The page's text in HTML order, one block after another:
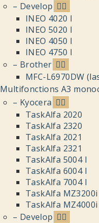
– Develop
INEO 4020 I
INEO 5020 I
INEO 4050 I
INEO 4750 I
– Brother
MFC-L6970DW
Multifonctions A3
– Kyocera
TaskAlfa 2020
TaskAlfa 2320
TaskAlfa 2021
TaskAlfa 2321
TaskAlfa 5004 I
TaskAlfa 6004 I
TaskAlfa 7004 I
TaskAlfa MZ3200i
TaskAlfa MZ4000i
– Develop